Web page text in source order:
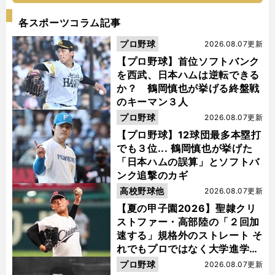
各スポーツコラム記事
【プロ野球】首位ソフトバンク
を西武、日本ハムは逆転できる
か？ 鶴岡慎也が挙げる終盤戦
のキーマン３人
2026.08.07更新
プロ野球
【プロ野球】12球団最多本塁打
でも３位... 鶴岡慎也が挙げた
「日本ハムの誤算」とソフトバ
ンク追撃のカギ
2026.08.07更新
プロ野球
【夏の甲子園2026】聖隷クリ
ストファー・高部陸の「２回加
速する」規格外のストレート そ
れでもプロではなく大学進学を
選ぶ理由
2026.08.07更新
高校野球他
2026.08.07更新
プロ野球